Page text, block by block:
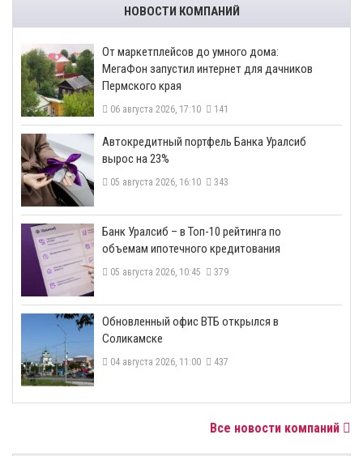
НОВОСТИ КОМПАНИЙ
От маркетплейсов до умного дома:
МегаФон запустил интернет для дачников
Пермского края
06 августа 2026, 17:10 141
​Автокредитный портфель Банка Уралсиб
вырос на 23%
05 августа 2026, 16:10 343
​Банк Уралсиб – в Топ-10 рейтинга по
объемам ипотечного кредитования
05 августа 2026, 10:45 379
​Обновленный офис ВТБ открылся в
Соликамске
04 августа 2026, 11:00 437
Все новости компаний